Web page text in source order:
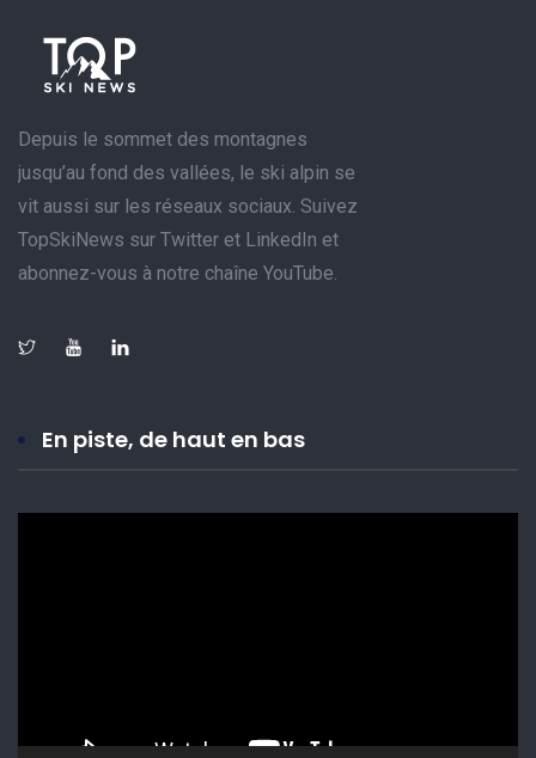
Depuis le sommet des montagnes
jusqu’au fond des vallées, le ski alpin se
vit aussi sur les réseaux sociaux. Suivez
TopSkiNews sur Twitter et LinkedIn et
abonnez-vous à notre chaîne YouTube.
En piste, de haut en bas